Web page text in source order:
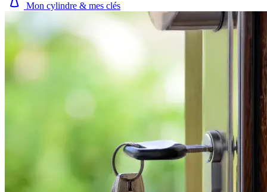
Mon cylindre & mes clés